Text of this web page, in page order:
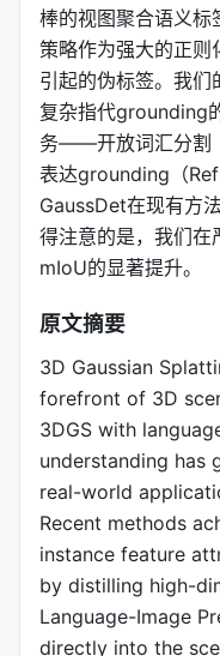
棒的视图聚合语义标
策略作为强大的正则
引起的伪标签。我们
复杂指代grounding
务——开放词汇分割
表达grounding（
GaussDet在现有方
得注意的是，我们在
mIoU的显著提升。
原文摘要
3D Gaussian
forefront of 3D
3DGS with
understanding has
real-world
Recent methods
instance feature
by distilling high-
Language-Image
directly into the